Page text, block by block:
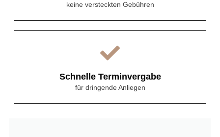
keine versteckten Gebühren
Schnelle Terminvergabe
für dringende Anliegen